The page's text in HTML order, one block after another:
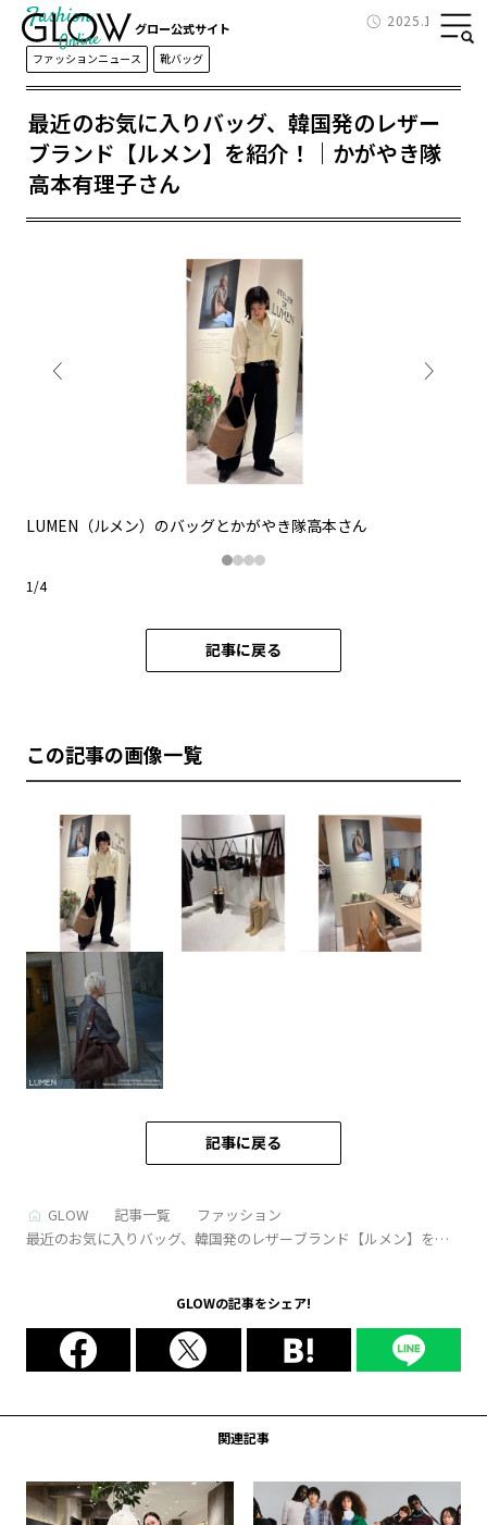
グロー公式サイト 2025.10.15
Fashion
ファッションニュース 靴バッグ
最近のお気に入りバッグ、韓国発のレザー
ブランド【ルメン】を紹介！｜かがやき隊
高本有理子さん
LUMEN（ルメン）のバッグとかがやき隊高本さん
1 /4
記事に戻る
この記事の画像一覧
記事に戻る
GLOW 記事一覧
ファッション
最近のお気に入りバッグ、韓国発のレザーブランド【ルメン】を紹
GLOWの記事をシェア!
関連記事